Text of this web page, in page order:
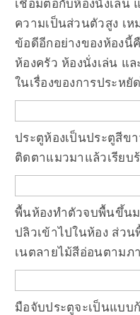
เชื่อมต่อกับห้องนั่งเล่น
ความเป็นส่วนตัวสูง เ
ข้อดีอีกอย่างของห้องนี้
ห้องครัว ห้องนั่งเล่น แ
ในเรื่องของการประห
ประตูห้องเป็นประตูสีข
ติดตาแมวมาแล้วเรียบ
พื้นห้องทำตัวจบพื้นขึ้นม
ปลิวเข้าไปในห้อง ส่ว
เนตลายไม้สีอ่อนตามภ
มือจับประตูจะเป็นแบบ